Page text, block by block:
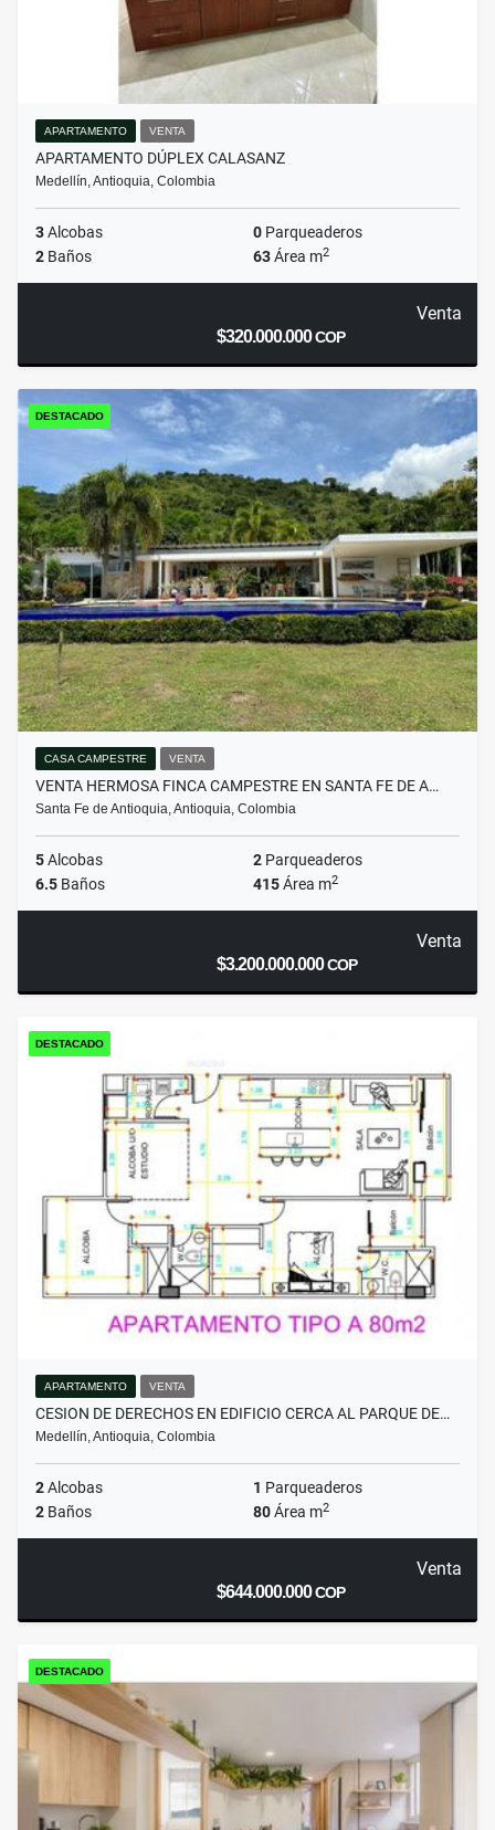
APARTAMENTO VENTA
APARTAMENTO DÚPLEX CALASANZ
Medellín, Antioquia, Colombia
3Alcobas 0 Parqueaderos
2 Baños 63Área m2
Venta
$320.000.000COP
DESTACADO
CASA CAMPESTRE VENTA
VENTA HERMOSA FINCA CAMPESTRE EN SANTA FE DE A…
Santa Fe de Antioquia, Antioquia, Colombia
5Alcobas 2 Parqueaderos
6.5 Baños 415Área m2
Venta
$3.200.000.000COP
DESTACADO
APARTAMENTO VENTA
CESION DE DERECHOS EN EDIFICIO CERCA AL PARQUE DE…
Medellín, Antioquia, Colombia
2Alcobas 1 Parqueaderos
2 Baños 80Área m2
Venta
$644.000.000COP
DESTACADO